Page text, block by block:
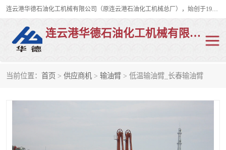
连云港华德石油化工机械有限公司（原连云港石油化工机械总厂），始创于1982年，是从事码头船用流体装卸臂、陆用流体装卸臂（鹤管）、活动梯、钢构平台、定量装车系统等全系列流体装卸设备的设计、制造、销售以及服务的专业供应商。
连云港华德石油化工机械有限公司
当前位置： 首页 > 供应商机 > 输油臂 > 低温输油臂_长春输油臂
活动梯